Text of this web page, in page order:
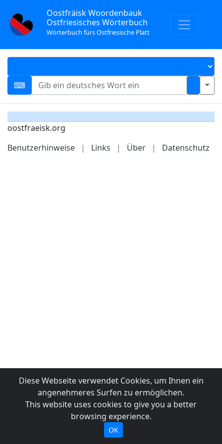
Oostfräisk Woordenbauk
Ostfriesisches Wörterbuch
Wörterbuch fürs Ostfriesische Platt
oostfraeisk.org
Benutzerhinweise
| Links | Über | Datenschutz
Diese Webseite verwendet Cookies, um Ihnen ein
angenehmeres Surfen zu ermöglichen.
This website uses cookies to give you a better
browsing experience.
OK